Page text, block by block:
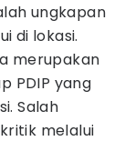
ungkapan
di lokasi.
merupakan
PDIP yang
Salah
melalui